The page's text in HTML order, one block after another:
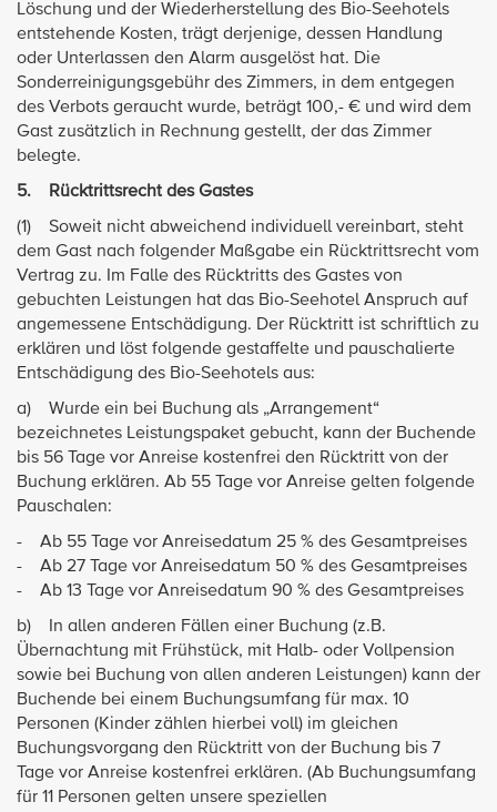
Löschung und der Wiederherstellung des Bio-Seehotels
entstehende Kosten, trägt derjenige, dessen Handlung
oder Unterlassen den Alarm ausgelöst hat. Die
Sonderreinigungsgebühr des Zimmers, in dem entgegen
des Verbots geraucht wurde, beträgt 100,- € und wird dem
Gast zusätzlich in Rechnung gestellt, der das Zimmer
belegte.
5. Rücktrittsrecht des Gastes
(1) Soweit nicht abweichend individuell vereinbart, steht
dem Gast nach folgender Maßgabe ein Rücktrittsrecht vom
Vertrag zu. Im Falle des Rücktritts des Gastes von
gebuchten Leistungen hat das Bio-Seehotel Anspruch auf
angemessene Entschädigung. Der Rücktritt ist schriftlich zu
erklären und löst folgende gestaffelte und pauschalierte
Entschädigung des Bio-Seehotels aus:
a) Wurde ein bei Buchung als „Arrangement“
bezeichnetes Leistungspaket gebucht, kann der Buchende
bis 56 Tage vor Anreise kostenfrei den Rücktritt von der
Buchung erklären. Ab 55 Tage vor Anreise gelten folgende
Pauschalen:
- Ab 55 Tage vor Anreisedatum 25 % des Gesamtpreises
- Ab 27 Tage vor Anreisedatum 50 % des Gesamtpreises
- Ab 13 Tage vor Anreisedatum 90 % des Gesamtpreises
b) In allen anderen Fällen einer Buchung (z.B.
Übernachtung mit Frühstück, mit Halb- oder Vollpension
sowie bei Buchung von allen anderen Leistungen) kann der
Buchende bei einem Buchungsumfang für max. 10
Personen (Kinder zählen hierbei voll) im gleichen
Buchungsvorgang den Rücktritt von der Buchung bis 7
Tage vor Anreise kostenfrei erklären. (Ab Buchungsumfang
für 11 Personen gelten unsere speziellen